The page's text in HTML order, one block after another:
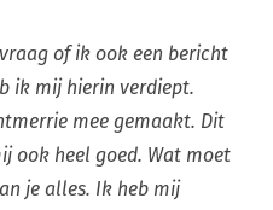
of ik ook een bericht
ik mij hierin verdiept.
mee gemaakt. Dit
ook heel goed. Wat moet
je alles. Ik heb mij